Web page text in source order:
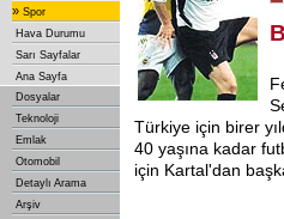
» Spor
Hava Durumu
Sarı Sayfalar
Ana Sayfa
Dosyalar
Teknoloji
Emlak
Otomobil
Detaylı Arama
Arşiv
Türkiye için birer
40 yaşına kadar
için Kartal'dan